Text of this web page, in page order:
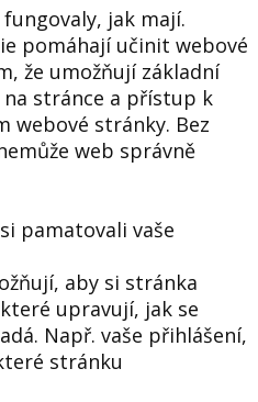
jak mají.
pomáhají učinit webové
že umožňují základní
stránce a přístup k
webové stránky. Bez
web správně
pamatovali vaše
aby si stránka
upravují, jak se
Např. vaše přihlášení,
stránku